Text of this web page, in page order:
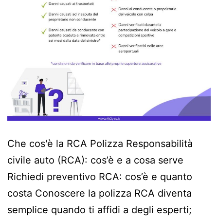
Che cos'è la RCA Polizza Responsabilità
civile auto (RCA): cos’è e a cosa serve
Richiedi preventivo RCA: cos’è e quanto
costa Conoscere la polizza RCA diventa
semplice quando ti affidi a degli esperti;